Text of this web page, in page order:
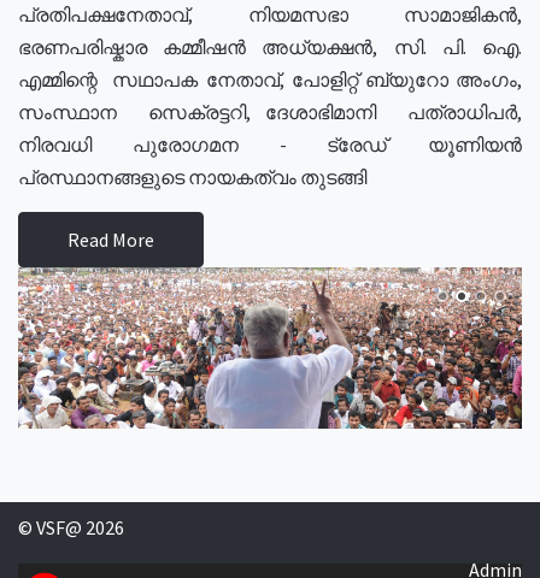
പ്രതിപക്ഷനേതാവ്, നിയമസഭാ സാമാജികൻ,
ഭരണപരിഷ്കാര കമ്മീഷൻ അധ്യക്ഷൻ, സി. പി. ഐ.
എമ്മിന്റെ സഥാപക നേതാവ്, പോളിറ്റ് ബ്യുറോ അംഗം,
സംസ്ഥാന സെക്രട്ടറി, ദേശാഭിമാനി പത്രാധിപർ,
നിരവധി പുരോഗമന - ട്രേഡ് യൂണിയൻ
പ്രസ്ഥാനങ്ങളുടെ നായകത്വം തുടങ്ങി
Read More
© VSF@ 2026
Admin